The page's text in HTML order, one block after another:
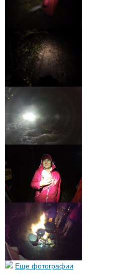
Еще фотографии